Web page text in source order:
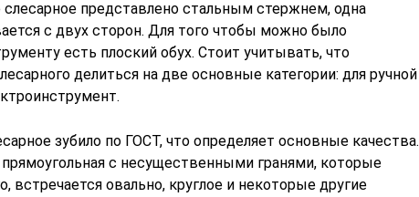
слесарное представлено стальным стержнем, одна
с двух сторон. Для того чтобы можно было
есть плоский обух. Стоит учитывать, что
делиться на две основные категории: для ручной
зубило по ГОСТ, что определяет основные качества.
с несущественными гранями, которые
встречается овально, круглое и некоторые другие